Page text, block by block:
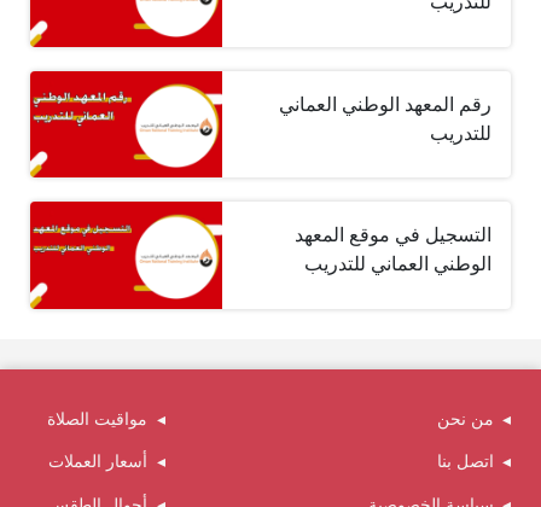
رقم المعهد الوطني العماني
للتدريب
التسجيل في موقع المعهد
الوطني العماني للتدريب
من نحن
اتصل بنا
مواقيت الصلاة
أسعار العملات